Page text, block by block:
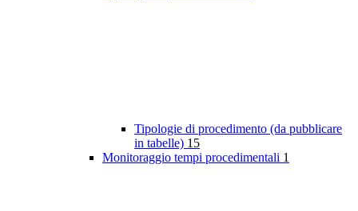
Tipologie di procedimento (da pubblicare
in tabelle) 15
Monitoraggio tempi procedimentali 1